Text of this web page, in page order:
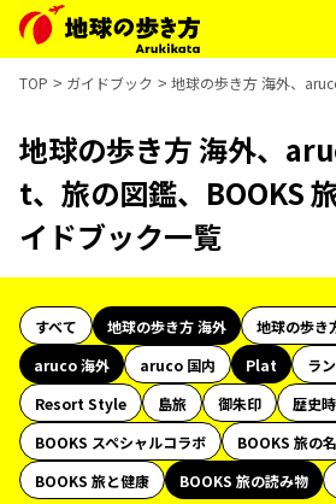
TOP ガイドブック 地球の歩き方 海外、
地球の歩き方 海外、
t、旅の図鑑、BOOKS
イドブック一覧
すべて 地球の歩き方 海外
地球の歩き
aruco 海外
aruco 国内 Plat
ラ
Resort Style
島旅 御朱印 歴史
BOOKS スペシャルコラボ
BOOKS 旅の
BOOKS 旅と健康
BOOKS 旅の読み物